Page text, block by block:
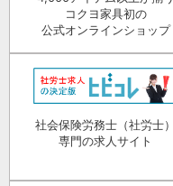
コクヨ家具初の
公式オンラインショップ
社会保険労務士（社労士）
専門の求人サイト